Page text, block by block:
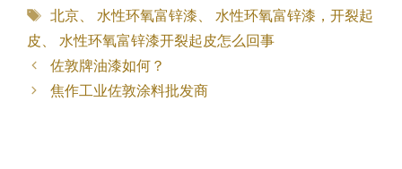
类
标
签
北京、 水性环氧富锌漆
水性环氧富锌漆，开裂起
皮
水性环氧富锌漆开裂起皮怎么回事
佐敦牌油漆如何？
焦作工业佐敦涂料批发商